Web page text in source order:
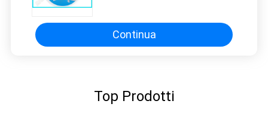
Continua
Top Prodotti